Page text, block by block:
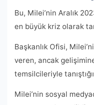
Bu, Milei’nin Aralık
en büyük kriz olarak
Başkanlık Ofisi,
veren, ancak
temsilcileriyle
Milei’nin sosyal